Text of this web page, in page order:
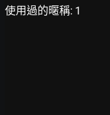
使用過的暱稱: 1